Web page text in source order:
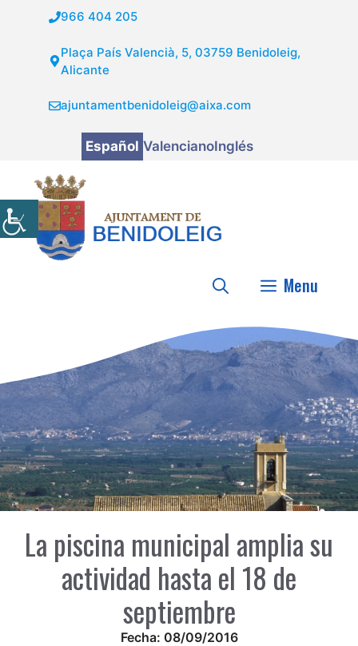
contenido
966 404 205
Plaça País Valencià, 5, 03759 Benidoleig,
Alicante
ajuntamentbenidoleig@aixa.com
Español ValencianoInglés
Menu
La piscina municipal amplia su
actividad hasta el 18 de
septiembre
Fecha: 08/09/2016